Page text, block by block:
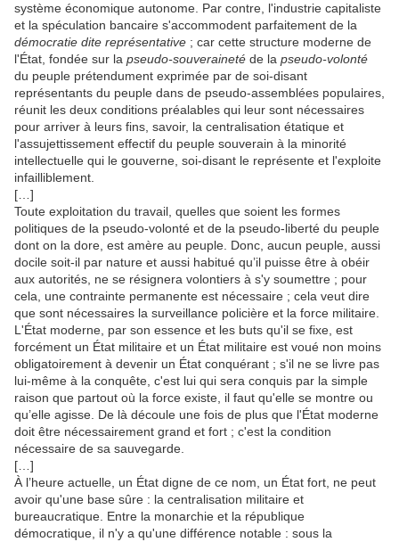
système économique autonome. Par contre, l'industrie capitaliste
et la spéculation bancaire s'accommodent parfaitement de la
démocratie dite représentative ; car cette structure moderne de
l'État, fondée sur la pseudo-souveraineté de la pseudo-volonté
du peuple prétendument exprimée par de soi-disant
représentants du peuple dans de pseudo-assemblées populaires,
réunit les deux conditions préalables qui leur sont nécessaires
pour arriver à leurs fins, savoir, la centralisation étatique et
l'assujettissement effectif du peuple souverain à la minorité
intellectuelle qui le gouverne, soi-disant le représente et l'exploite
infailliblement.
[…]
Toute exploitation du travail, quelles que soient les formes
politiques de la pseudo-volonté et de la pseudo-liberté du peuple
dont on la dore, est amère au peuple. Donc, aucun peuple, aussi
docile soit-il par nature et aussi habitué qu’il puisse être à obéir
aux autorités, ne se résignera volontiers à s'y soumettre ; pour
cela, une contrainte permanente est nécessaire ; cela veut dire
que sont nécessaires la surveillance policière et la force militaire.
L'État moderne, par son essence et les buts qu'il se fixe, est
forcément un État militaire et un État militaire est voué non moins
obligatoirement à devenir un État conquérant ; s'il ne se livre pas
lui-même à la conquête, c'est lui qui sera conquis par la simple
raison que partout où la force existe, il faut qu'elle se montre ou
qu’elle agisse. De là découle une fois de plus que l'État moderne
doit être nécessairement grand et fort ; c'est la condition
nécessaire de sa sauvegarde.
[…]
À l’heure actuelle, un État digne de ce nom, un État fort, ne peut
avoir qu'une base sûre : la centralisation militaire et
bureaucratique. Entre la monarchie et la république
démocratique, il n'y a qu'une différence notable : sous la